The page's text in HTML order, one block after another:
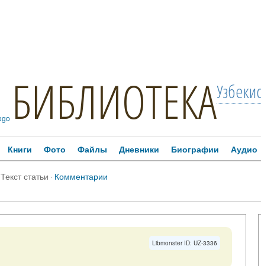
БИБЛИОТЕКА
Книги Фото Файлы Дневники Биографии Аудио
Текст статьи · Комментарии
Libmonster ID: UZ-3336